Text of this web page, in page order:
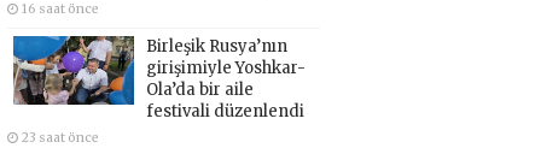
16 saat önce
Birleşik Rusya’nın
girişimiyle Yoshkar-
Ola’da bir aile
festivali düzenlendi
23 saat önce